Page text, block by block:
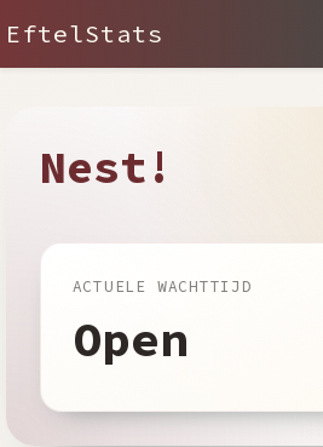
EftelStats
Nest!
ACTUELE WACHTTIJD
Open